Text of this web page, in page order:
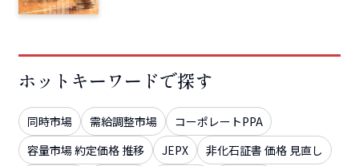
ホットキーワードで探す
同時市場 需給調整市場
コーポレートPPA
容量市場 約定価格 推移
JEPX
非化石証書 価格 見直し